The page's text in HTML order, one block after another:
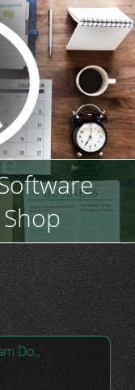
Shop
Do.,